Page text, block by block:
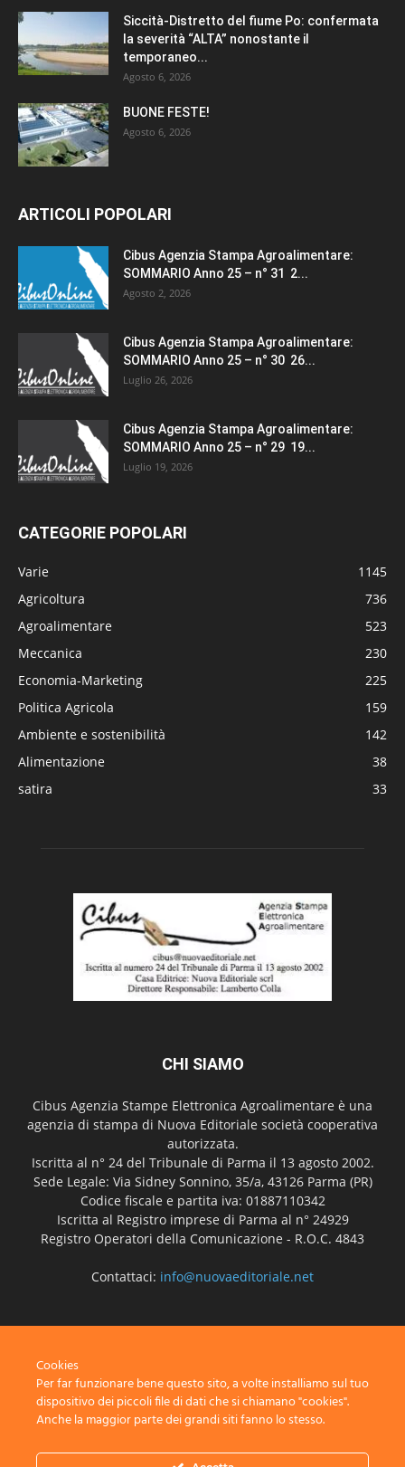
Siccità-Distretto del fiume Po: confermata
la severità “ALTA” nonostante il
temporaneo...
Agosto 6, 2026
BUONE FESTE!
Agosto 6, 2026
ARTICOLI POPOLARI
Cibus Agenzia Stampa Agroalimentare:
SOMMARIO Anno 25 – n° 31 2...
Agosto 2, 2026
Cibus Agenzia Stampa Agroalimentare:
SOMMARIO Anno 25 – n° 30 26...
Luglio 26, 2026
Cibus Agenzia Stampa Agroalimentare:
SOMMARIO Anno 25 – n° 29 19...
Luglio 19, 2026
CATEGORIE POPOLARI
Varie
1145
Agricoltura
736
Agroalimentare
523
Meccanica
230
Economia-Marketing
225
Politica Agricola
159
Ambiente e sostenibilità
142
Alimentazione
38
satira
33
CHI SIAMO
Cibus Agenzia Stampe Elettronica Agroalimentare è una
agenzia di stampa di Nuova Editoriale società cooperativa
autorizzata.
Iscritta al n° 24 del Tribunale di Parma il 13 agosto 2002.
Sede Legale: Via Sidney Sonnino, 35/a, 43126 Parma (PR)
Codice fiscale e partita iva: 01887110342
Iscritta al Registro imprese di Parma al n° 24929
Registro Operatori della Comunicazione - R.O.C. 4843
Contattaci: info@nuovaeditoriale.net
Cookies
Per far funzionare bene questo sito, a volte installiamo sul tuo
dispositivo dei piccoli file di dati che si chiamano "cookies".
Anche la maggior parte dei grandi siti fanno lo stesso.